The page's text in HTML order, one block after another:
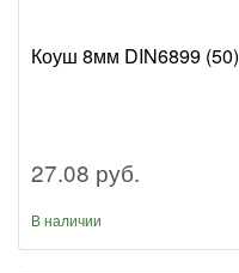
Коуш 8мм DIN6899 (50)
27.08 руб.
В наличии